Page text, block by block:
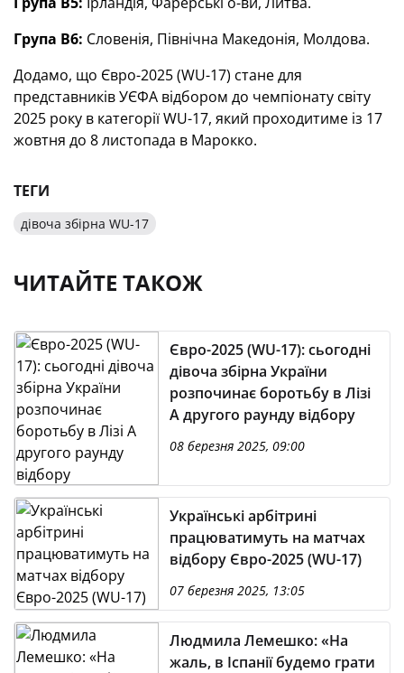
Група В6: Словенія, Північна Македонія, Молдова.
Додамо, що Євро-2025 (WU-17) стане для
представників УЄФА відбором до чемпіонату світу
2025 року в категорії WU-17, який проходитиме із 17
жовтня до 8 листопада в Марокко.
ТЕГИ
дівоча збірна WU-17
ЧИТАЙТЕ ТАКОЖ
Євро-2025 (WU-17): сьогодні
дівоча збірна України
розпочинає боротьбу в Лізі
А другого раунду відбору
08 березня 2025, 09:00
Українські арбітрині
працюватимуть на матчах
відбору Євро-2025 (WU-17)
07 березня 2025, 13:05
Людмила Лемешко: «На
жаль, в Іспанії будемо грати